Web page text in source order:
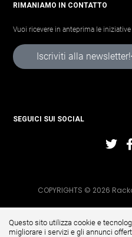
RIMANIAMO IN CONTATTO
Vuoi ricevere in anteprima le iniziative
Iscriviti alla newsletter!
SEGUICI SUI SOCIAL
COPYRIGHTS © 2026
Questo sito utilizza cookie e
migliorare i servizi e gli annunci